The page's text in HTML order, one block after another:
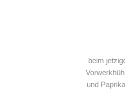
beim
und